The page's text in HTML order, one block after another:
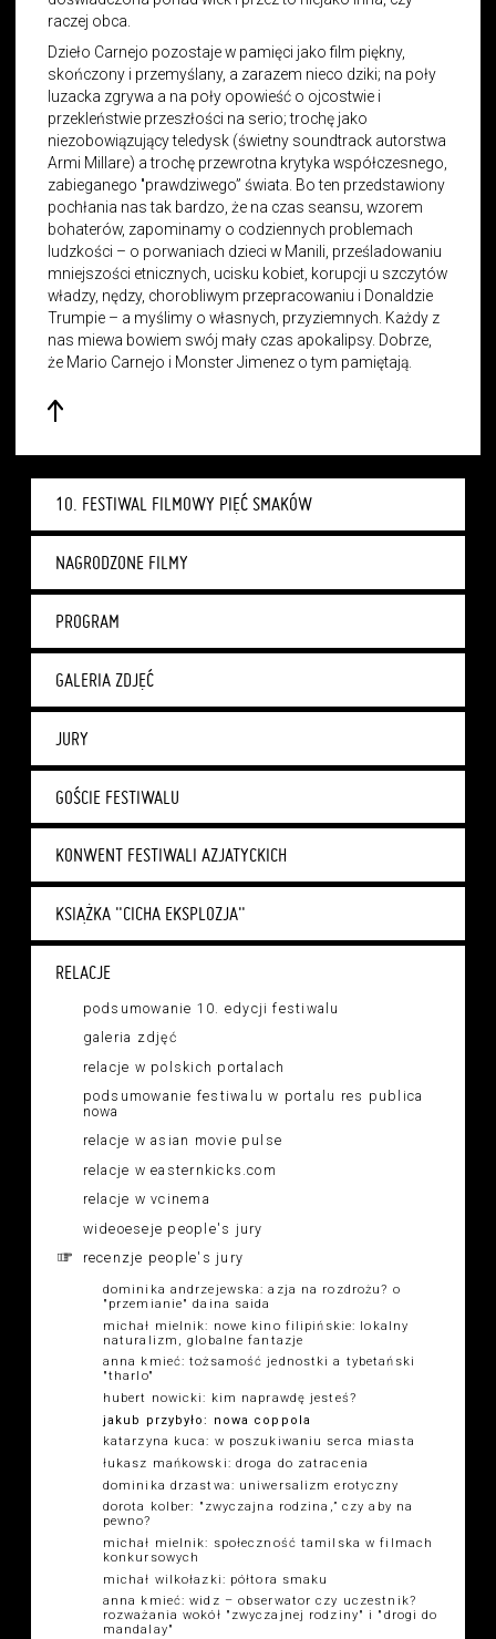
10. FESTIWAL FILMOWY PIĘĆ SMAKÓW
NAGRODZONE FILMY
PROGRAM
GALERIA ZDJĘĆ
JURY
GOŚCIE FESTIWALU
KONWENT FESTIWALI AZJATYCKICH
KSIĄŻKA "CICHA EKSPLOZJA"
RELACJE
podsumowanie 10. edycji festiwalu
galeria zdjęć
relacje w polskich portalach
podsumowanie festiwalu w portalu res publica
nowa
relacje w asian movie pulse
relacje w easternkicks.com
relacje w vcinema
wideoeseje people's jury
recenzje people's jury
dominika andrzejewska: azja na rozdrożu? o
"przemianie" daina saida
michał mielnik: nowe kino filipińskie: lokalny
naturalizm, globalne fantazje
anna kmieć: tożsamość jednostki a tybetański
"tharlo"
hubert nowicki: kim naprawdę jesteś?
jakub przybyło: nowa coppola
katarzyna kuca: w poszukiwaniu serca miasta
łukasz mańkowski: droga do zatracenia
dominika drzastwa: uniwersalizm erotyczny
dorota kolber: "zwyczajna rodzina,” czy aby na
pewno?
michał mielnik: społeczność tamilska w filmach
konkursowych
michał wilkołazki: półtora smaku
anna kmieć: widz – obserwator czy uczestnik?
rozważania wokół "zwyczajnej rodziny" i "drogi do
mandalay"
raczej obca.
Dzieło Carnejo pozostaje w pamięci jako film piękny,
skończony i przemyślany, a zarazem nieco dziki; na poły
luzacka zgrywa a na poły opowieść o ojcostwie i
przekleństwie przeszłości na serio; trochę jako
niezobowiązujący teledysk (świetny soundtrack autorstwa
Armi Millare) a trochę przewrotna krytyka współczesnego,
zabieganego "prawdziwego” świata. Bo ten przedstawiony
pochłania nas tak bardzo, że na czas seansu, wzorem
bohaterów, zapominamy o codziennych problemach
ludzkości – o porwaniach dzieci w Manili, prześladowaniu
mniejszości etnicznych, ucisku kobiet, korupcji u szczytów
władzy, nędzy, chorobliwym przepracowaniu i Donaldzie
Trumpie – a myślimy o własnych, przyziemnych. Każdy z
nas miewa bowiem swój mały czas apokalipsy. Dobrze,
że Mario Carnejo i Monster Jimenez o tym pamiętają.